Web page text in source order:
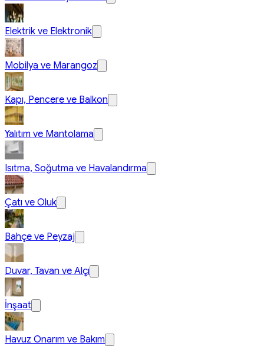
Elektrik ve Elektronik
Mobilya ve Marangoz
Kapı, Pencere ve Balkon
Yalıtım ve Mantolama
Isıtma, Soğutma ve Havalandırma
Çatı ve Oluk
Bahçe ve Peyzaj
Duvar, Tavan ve Alçı
İnşaat
Havuz Onarım ve Bakım